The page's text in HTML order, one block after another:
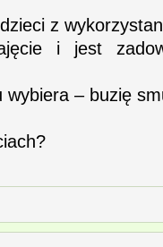
z
i jest
– buzię